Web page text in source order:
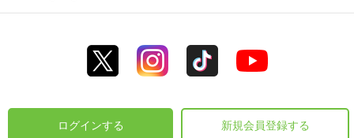
ログインする 新規会員登録する